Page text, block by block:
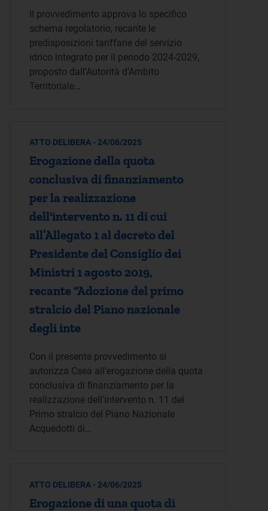
Il provvedimento approva lo specifico
schema regolatorio, recante le
predisposizioni tariffarie del servizio
idrico integrato per il periodo 2024-2029,
proposto dall’Autorità d’Ambito
Territoriale…
ATTO DELIBERA - 24/06/2025
Erogazione della quota
conclusiva di finanziamento
per la realizzazione
dell'intervento n. 11 di cui
all’Allegato 1 al decreto del
Presidente del Consiglio dei
Ministri 1 agosto 2019,
recante “Adozione del primo
stralcio del Piano nazionale
degli inte
Con il presente provvedimento si
autorizza Csea all'erogazione della quota
conclusiva di finanziamento per la
realizzazione dell'intervento n. 11 del
Primo stralcio del Piano Nazionale
Acquedotti di…
ATTO DELIBERA - 24/06/2025
Erogazione di una quota di